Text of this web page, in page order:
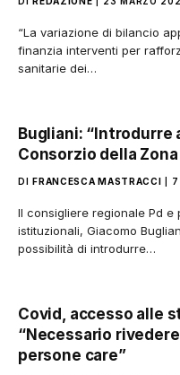
“La variazione di bilancio
finanzia interventi per
sanitarie dei…
Bugliani: “Introdurre
Consorzio della
DI FRANCESCA MASTRACCI
Il consigliere regionale Pd
istituzionali, Giacomo
possibilità di introdurre…
Covid, accesso alle
“Necessario
persone care”